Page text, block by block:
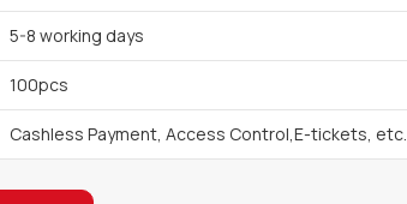
5-8 working days
100pcs
Cashless Payment, Access Control,E-tickets, etc.